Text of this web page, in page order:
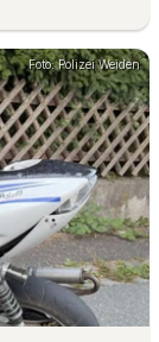
Foto: Polizei Weiden